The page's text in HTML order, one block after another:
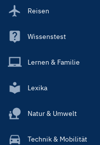
Reisen
Wissenstest
Lernen & Familie
Lexika
Natur & Umwelt
Technik & Mobilität